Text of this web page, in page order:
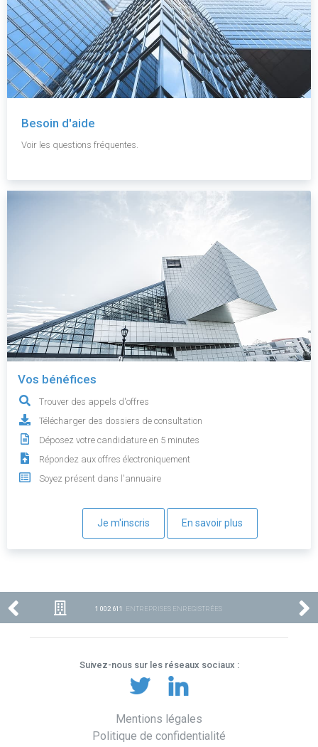
Besoin d'aide
Voir les questions fréquentes.
Vos bénéfices
Trouver des appels d'offres
Télécharger des dossiers de consultation
Déposez votre candidature en 5 minutes
Répondez aux offres électroniquement
Soyez présent dans l'annuaire
Je m'inscris En savoir plus
1 002 611 ENTREPRISES ENREGISTRÉES
Suivez-nous sur les réseaux sociaux :
Mentions légales
Politique de confidentialité